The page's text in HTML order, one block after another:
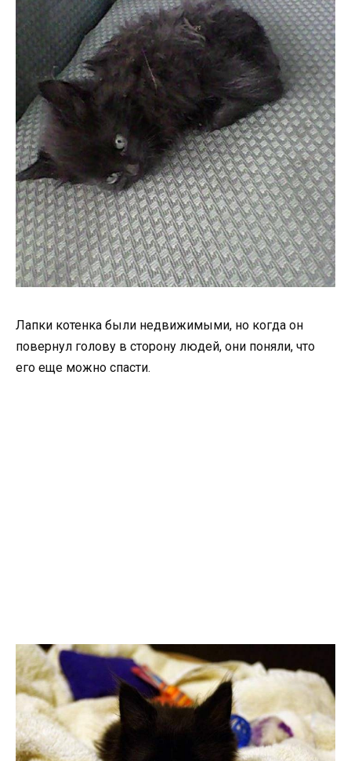
Лапки котенка были недвижимыми, но когда он
повернул голову в сторону людей, они поняли, что
его еще можно спасти.